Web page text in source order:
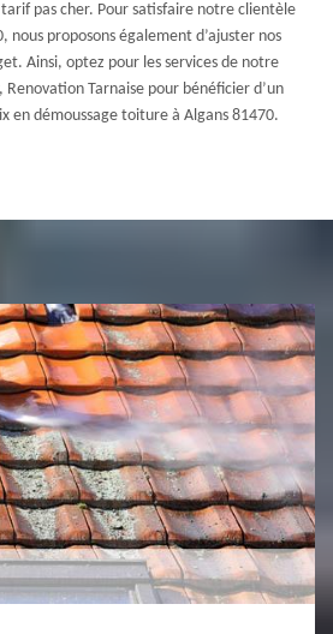
pas cher. Pour satisfaire notre clientèle
nous proposons également d’ajuster nos
Ainsi, optez pour les services de notre
Tarnaise pour bénéficier d’un
en démoussage toiture à Algans 81470.